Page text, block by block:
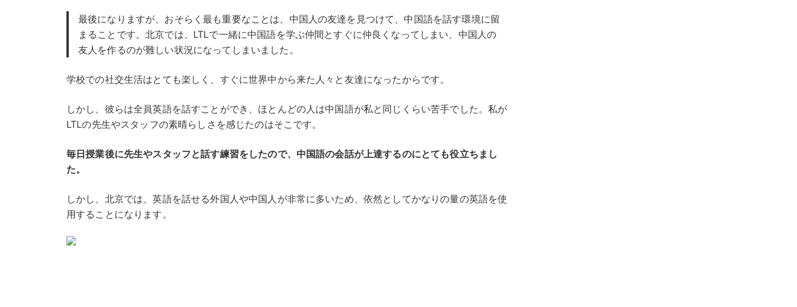
最後になりますが、おそらく最も重要なことは、中国人の友達を見つけて、中国語を話す環境に留
まることです。北京では、LTLで一緒に中国語を学ぶ仲間とすぐに仲良くなってしまい、中国人の
友人を作るのが難しい状況になってしまいました。
学校での社交生活はとても楽しく、すぐに世界中から来た人々と友達になったからです。
しかし、彼らは全員英語を話すことができ、ほとんどの人は中国語が私と同じくらい苦手でした。私が
LTLの先生やスタッフの素晴らしさを感じたのはそこです。
毎日授業後に先生やスタッフと話す練習をしたので、中国語の会話が上達するのにとても役立ちまし
た。
しかし、北京では、英語を話せる外国人や中国人が非常に多いため、依然としてかなりの量の英語を使
用することになります。